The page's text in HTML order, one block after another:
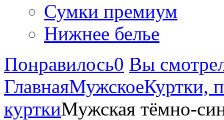
Сумки премиум
Нижнее белье
Понравилось0 Вы
ГлавнаяМужскоеКуртки,
курткиМужская тёмно-